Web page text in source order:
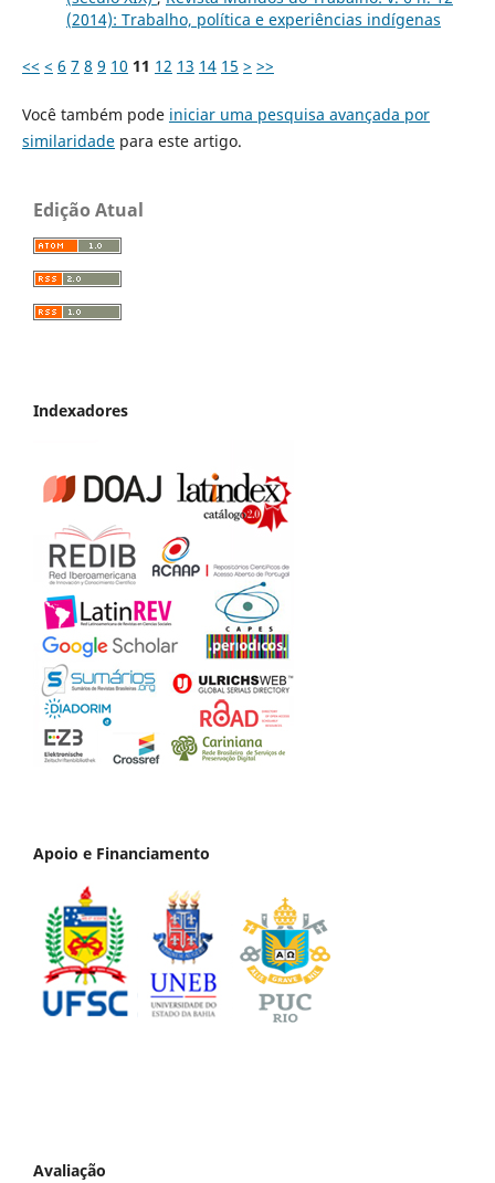
(2014): Trabalho, política e experiências indígenas
<< < 6 7 8 9 10 11 12 13 14 15 > >>
Você também pode iniciar uma pesquisa avançada por
similaridadepara este artigo.
Edição Atual
Indexadores
Apoio e Financiamento
Avaliação